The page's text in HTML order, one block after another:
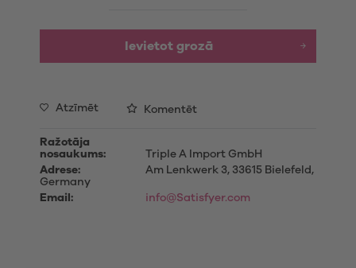
Ievietot grozā
Atzīmēt Komentēt
Ražotāja
nosaukums:
Triple A Import GmbH
Adrese:
Am Lenkwerk 3, 33615 Bielefeld,
Germany
Email:
info@Satisfyer.com